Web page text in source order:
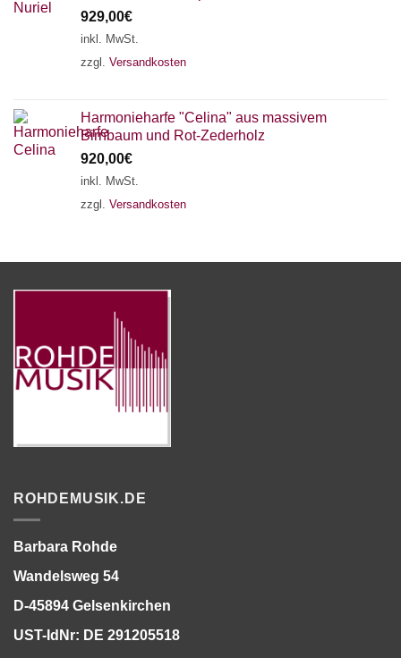
929,00€
inkl. MwSt.
zzgl. Versandkosten
Harmonieharfe "Celina" aus massivem
Birnbaum und Rot-Zederholz
920,00€
inkl. MwSt.
zzgl. Versandkosten
ROHDEMUSIK.DE
Barbara Rohde
Wandelsweg 54
D-45894 Gelsenkirchen
UST-IdNr: DE 291205518